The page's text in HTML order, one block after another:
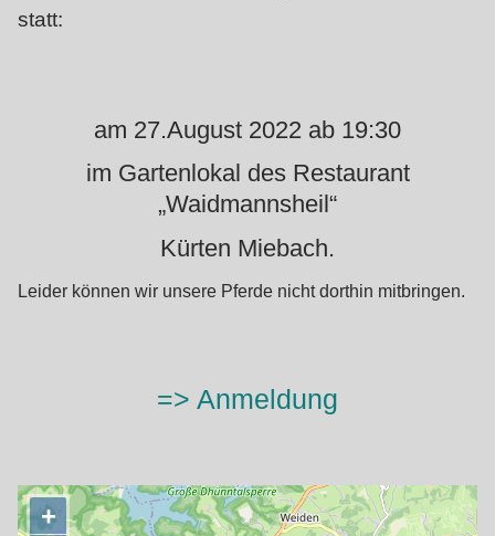
statt:
am 27.August 2022 ab 19:30
im Gartenlokal des Restaurant
„Waidmannsheil“
Kürten Miebach.
Leider können wir unsere Pferde nicht dorthin mitbringen.
=> Anmeldung
+